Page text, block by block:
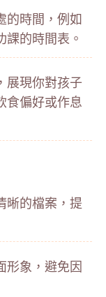
的時間，例如
課的時間表。
展現你對孩子
食偏好或作息
晰的檔案，提
形象，避免因